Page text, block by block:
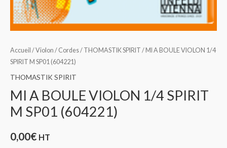
Accueil /Violon / Cordes/ THOMASTIK SPIRIT / MI A BOULE VIOLON 1/4
SPIRIT M SP01 (604221)
THOMASTIK SPIRIT
MI A BOULE VIOLON 1/4 SPIRIT
M SP01 (604221)
0,00€ HT